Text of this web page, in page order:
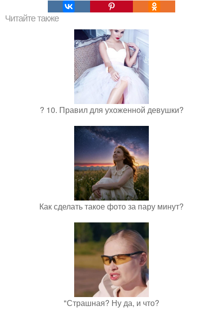
Читайте также
? 10. Правил для ухоженной девушки?
Как сделать такое фото за пару минут?
"Страшная? Ну да, и что?